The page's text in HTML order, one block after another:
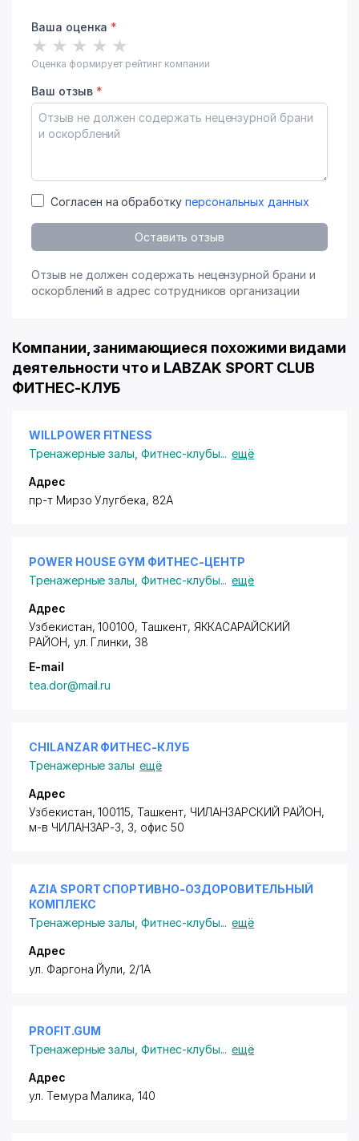
Ваша оценка *
★ ★ ★ ★ ★
Оценка формирует рейтинг компании
Ваш отзыв *
Согласен на обработку персональных данных
Оставить отзыв
Отзыв не должен содержать нецензурной брани и
оскорблений в адрес сотрудников организации
Компании, занимающиеся похожими видами
деятельности что и LABZAK SPORT CLUB
ФИТНЕС-КЛУБ
WILLPOWER FITNESS
Тренажерные залы ,Фитнес-клубы... ещё
Адрес
пр-т Мирзо Улугбека, 82А
POWER HOUSE GYM ФИТНЕС-ЦЕНТР
Тренажерные залы ,Фитнес-клубы... ещё
Адрес
Узбекистан, 100100, Ташкент, ЯККАСАРАЙСКИЙ
РАЙОН, ул. Глинки, 38
E-mail
tea.dor@mail.ru
CHILANZAR ФИТНЕС-КЛУБ
Тренажерные залы ещё
Адрес
Узбекистан, 100115, Ташкент, ЧИЛАНЗАРСКИЙ РАЙОН,
м-в ЧИЛАНЗАР-3, 3, офис 50
AZIA SPORT СПОРТИВНО-ОЗДОРОВИТЕЛЬНЫЙ
КОМПЛЕКС
Тренажерные залы ,Фитнес-клубы... ещё
Адрес
ул. Фаргона Йули, 2/1А
PROFIT.GUM
Тренажерные залы ,Фитнес-клубы... ещё
Адрес
ул. Темура Малика, 140